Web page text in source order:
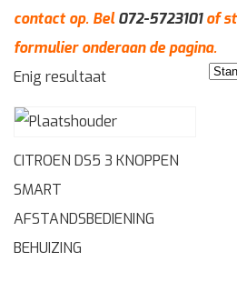
contact op. Bel072-5723101of
formulier onderaan de pagina.
Enig resultaat
CITROEN DS5 3 KNOPPEN
SMART
AFSTANDSBEDIENING
BEHUIZING